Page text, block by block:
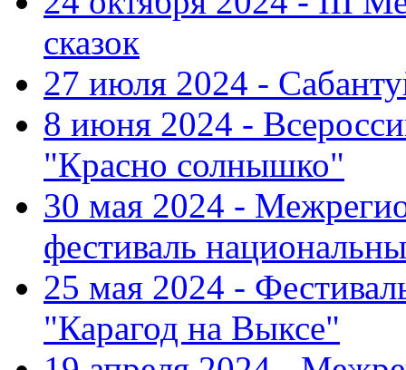
сказок
27 июля 2024 -
8 июня 2024 -
"Красно солнышко"
30 мая 2024 -
фестиваль
25 мая 2024 -
"Карагод на Выксе"